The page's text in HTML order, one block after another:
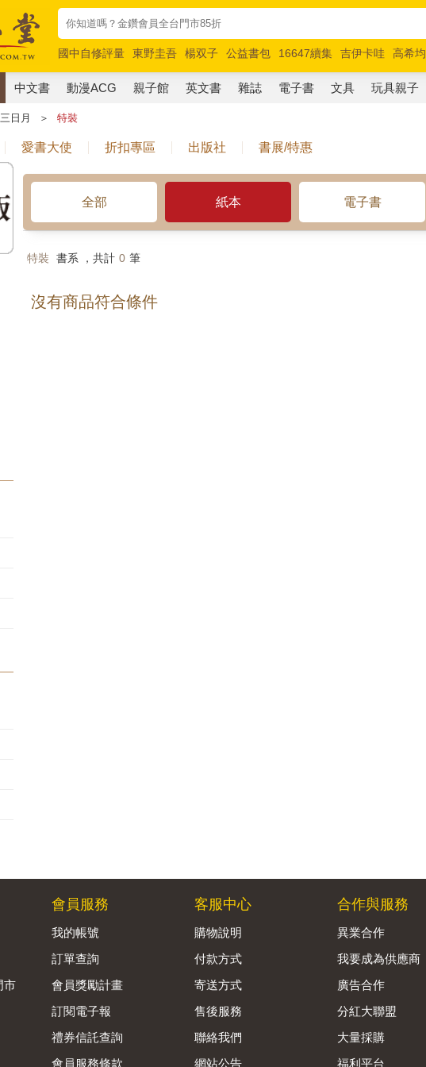
國中自修評量 東野圭吾 楊双子 公益書包 16647續集 吉伊卡哇 高希均
唯紅花綻放
奧德賽 路邊攤新作 馬斯克 玩具總動員5 超慢跑
中文書 動漫ACG 親子館 英文書 雜誌 電子書 文具 玩具親子
三日月 ＞ 特裝
愛書大使 折扣專區 出版社 書展/特惠
全部 紙本 電子書
特裝 書系 ，共計 0 筆
沒有商品符合條件
市
會員服務
我的帳號
訂單查詢
會員獎勵計畫
訂閱電子報
禮券信託查詢
會員服務條款
客服中心
購物說明
付款方式
寄送方式
售後服務
聯絡我們
網站公告
合作與服務
異業合作
我要成為供應商
廣告合作
分紅大聯盟
大量採購
福利平台